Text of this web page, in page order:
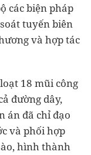
các biện pháp
tuyến biên
và hợp tác
18 mũi công
đường dây,
án đã chỉ đạo
và phối hợp
hình thành